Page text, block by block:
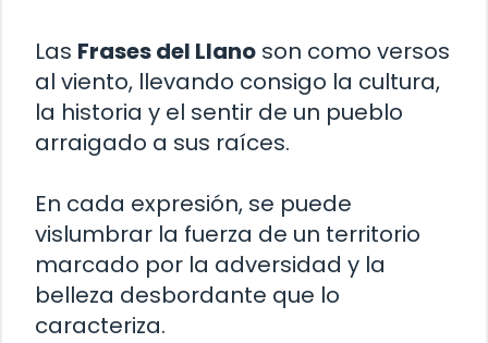
Las Frases del Llano son como versos
al viento, llevando consigo la cultura,
la historia y el sentir de un pueblo
arraigado a sus raíces.
En cada expresión, se puede
vislumbrar la fuerza de un territorio
marcado por la adversidad y la
belleza desbordante que lo
caracteriza.